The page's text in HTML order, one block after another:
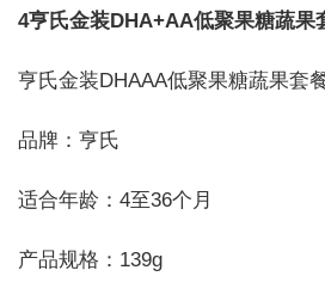
4亨氏金装DHA+AA低聚果糖蔬果
亨氏金装DHAAA低聚果糖蔬果套
品牌：亨氏
适合年龄：4至36个月
产品规格：139g